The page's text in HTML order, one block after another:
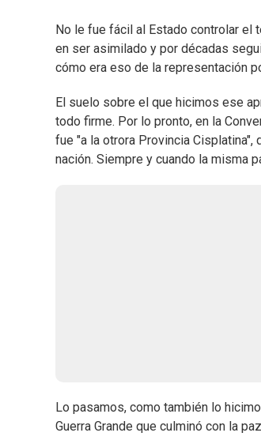
No le fue fácil al Estado controlar el
en ser asimilado y por décadas
cómo era eso de la representación
El suelo sobre el que hicimos ese
todo firme. Por lo pronto, en la
fue "a la otrora Provincia
nación. Siempre y cuando la misma
Lo pasamos, como también lo
Guerra Grande que culminó con la